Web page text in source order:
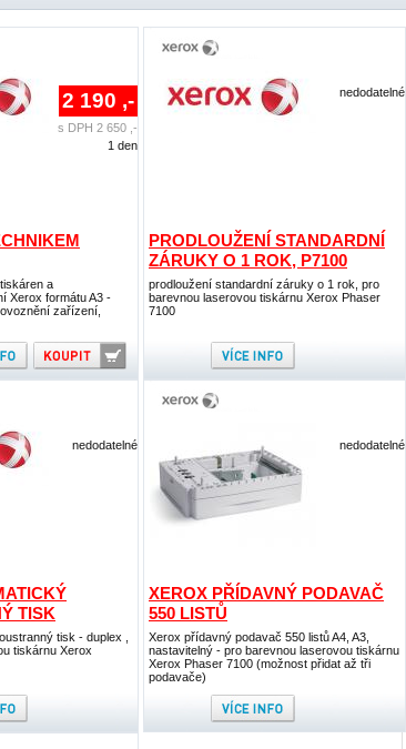
a
Xerox formátu A3 -
zařízení,
2 190 ,-
s DPH 2 650 ,-
1 den
PRODLOUŽENÍ STANDARDNÍ
ZÁRUKY O 1 ROK, P7100
prodloužení standardní záruky o 1 rok, pro
barevnou laserovou tiskárnu Xerox Phaser
7100
nedodatelné
TISK
tisk - duplex ,
tiskárnu Xerox
nedodatelné
XEROX PŘÍDAVNÝ PODAVAČ
550 LISTŮ
Xerox přídavný podavač 550 listů A4, A3,
nastavitelný - pro barevnou laserovou tiskárnu
Xerox Phaser 7100 (možnost přidat až tři
podavače)
nedodatelné